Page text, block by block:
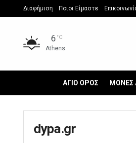
Διαφήμιση Ποιοι Είμαστε
6 °C
Athens
ΑΓΙΟ ΟΡΟΣ ΜΟΝΕΣ
dypa.gr